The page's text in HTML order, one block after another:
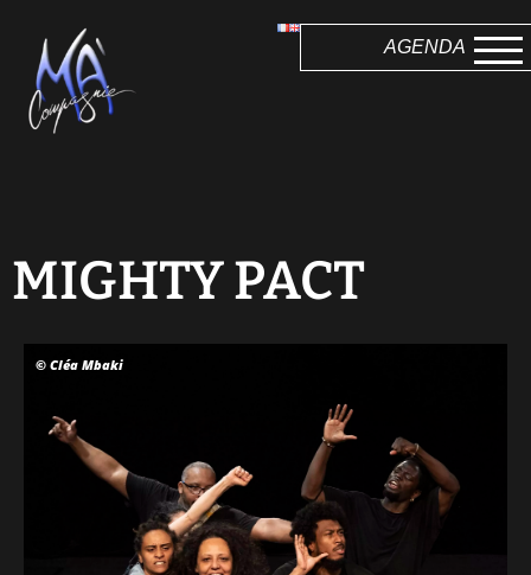
AGENDA
MIGHTY PACT
© Cléa Mbaki